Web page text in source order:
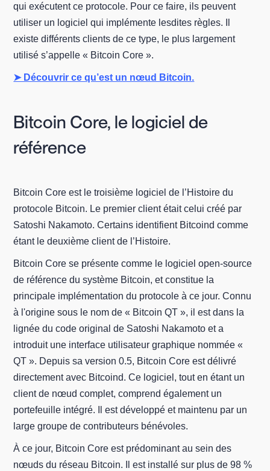
qui exécutent ce protocole. Pour ce faire, ils peuvent
utiliser un logiciel qui implémente lesdites règles. Il
existe différents clients de ce type, le plus largement
utilisé s’appelle « Bitcoin Core ».
➤ Découvrir ce qu’est un nœud Bitcoin.
Bitcoin Core, le logiciel de
référence
Bitcoin Core est le troisième logiciel de l’Histoire du
protocole Bitcoin. Le premier client était celui créé par
Satoshi Nakamoto. Certains identifient Bitcoind comme
étant le deuxième client de l’Histoire.
Bitcoin Core se présente comme le logiciel open-source
de référence du système Bitcoin, et constitue la
principale implémentation du protocole à ce jour. Connu
à l'origine sous le nom de « Bitcoin QT », il est dans la
lignée du code original de Satoshi Nakamoto et a
introduit une interface utilisateur graphique nommée «
QT ». Depuis sa version 0.5, Bitcoin Core est délivré
directement avec Bitcoind. Ce logiciel, tout en étant un
client de nœud complet, comprend également un
portefeuille intégré. Il est développé et maintenu par un
large groupe de contributeurs bénévoles.
À ce jour, Bitcoin Core est prédominant au sein des
nœuds du réseau Bitcoin. Il est installé sur plus de 98 %